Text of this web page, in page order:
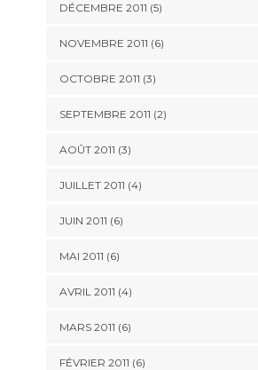
DÉCEMBRE 2011 (5)
NOVEMBRE 2011 (6)
OCTOBRE 2011 (3)
SEPTEMBRE 2011 (2)
AOÛT 2011 (3)
JUILLET 2011 (4)
JUIN 2011 (6)
MAI 2011 (6)
AVRIL 2011 (4)
MARS 2011 (6)
FÉVRIER 2011 (6)